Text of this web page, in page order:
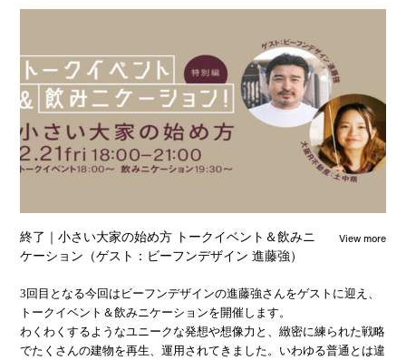
終了｜小さい大家の始め方 トークイベント＆飲みニ
ケーション（ゲスト：ビーフンデザイン 進藤強）
View more
3回目となる今回はビーフンデザインの進藤強さんをゲストに迎え、
トークイベント＆飲みニケーションを開催します。
わくわくするようなユニークな発想や想像力と、緻密に練られた戦略
でたくさんの建物を再生、運用されてきました。いわゆる普通とは違